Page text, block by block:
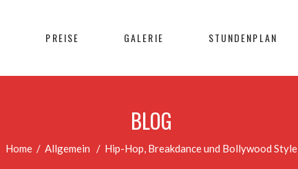
PREISE GALERIE STUNDENPLAN
BLOG
Home / Allgemein / Hip-Hop, Breakdance und Bollywood Style